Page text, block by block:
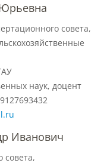
совета,
наук, доцент
Иванович
совета,